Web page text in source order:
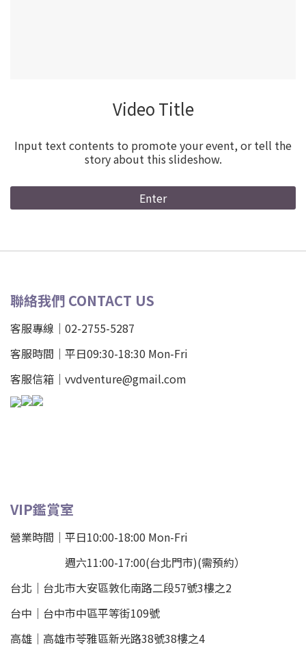
Video Title
Input text contents to promote your event, or tell the
story about this slideshow.
Enter
聯絡我們 CONTACT US
客服專線｜02-2755-5287
客服時間｜平日09:30-18:30 Mon-Fri
客服信箱｜vvdventure@gmail.com
VIP鑑賞室
營業時間｜平日10:00-18:00 Mon-Fri
週六11:00-17:00(台北門市)(需預約）
台北 ｜ 台北市大安區敦化南路二段57號3樓之2
台中｜ 台中市中區平等街109號
高雄｜ 高雄市苓雅區新光路38號38樓之4